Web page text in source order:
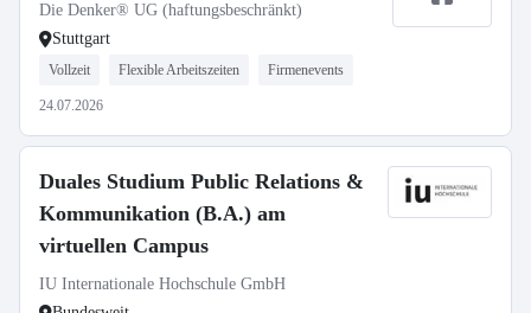
Die Denker® UG (haftungsbeschränkt)
Stuttgart
Vollzeit Flexible Arbeitszeiten Firmenevents
24.07.2026
Duales Studium Public Relations &
Kommunikation (B.A.) am
virtuellen Campus
IU Internationale Hochschule GmbH